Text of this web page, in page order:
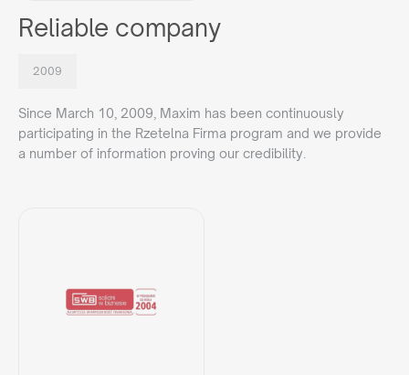
Reliable company
2009
Since March 10, 2009, Maxim has been continuously
participating in the Rzetelna Firma program and we provide
a number of information proving our credibility.